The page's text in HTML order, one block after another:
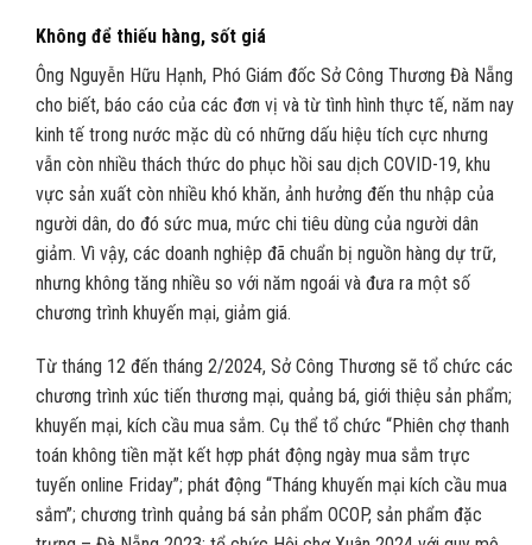
Không để thiếu hàng, sốt giá
Ông Nguyễn Hữu Hạnh, Phó Giám đốc Sở Công Thương Đà Nẵng
cho biết, báo cáo của các đơn vị và từ tình hình thực tế, năm nay
kinh tế trong nước mặc dù có những dấu hiệu tích cực nhưng
vẫn còn nhiều thách thức do phục hồi sau dịch COVID-19, khu
vực sản xuất còn nhiều khó khăn, ảnh hưởng đến thu nhập của
người dân, do đó sức mua, mức chi tiêu dùng của người dân
giảm. Vì vậy, các doanh nghiệp đã chuẩn bị nguồn hàng dự trữ,
nhưng không tăng nhiều so với năm ngoái và đưa ra một số
chương trình khuyến mại, giảm giá.
Từ tháng 12 đến tháng 2/2024, Sở Công Thương sẽ tổ chức các
chương trình xúc tiến thương mại, quảng bá, giới thiệu sản phẩm;
khuyến mại, kích cầu mua sắm. Cụ thể tổ chức “Phiên chợ thanh
toán không tiền mặt kết hợp phát động ngày mua sắm trực
tuyến online Friday”; phát động “Tháng khuyến mại kích cầu mua
sắm”; chương trình quảng bá sản phẩm OCOP, sản phẩm đặc